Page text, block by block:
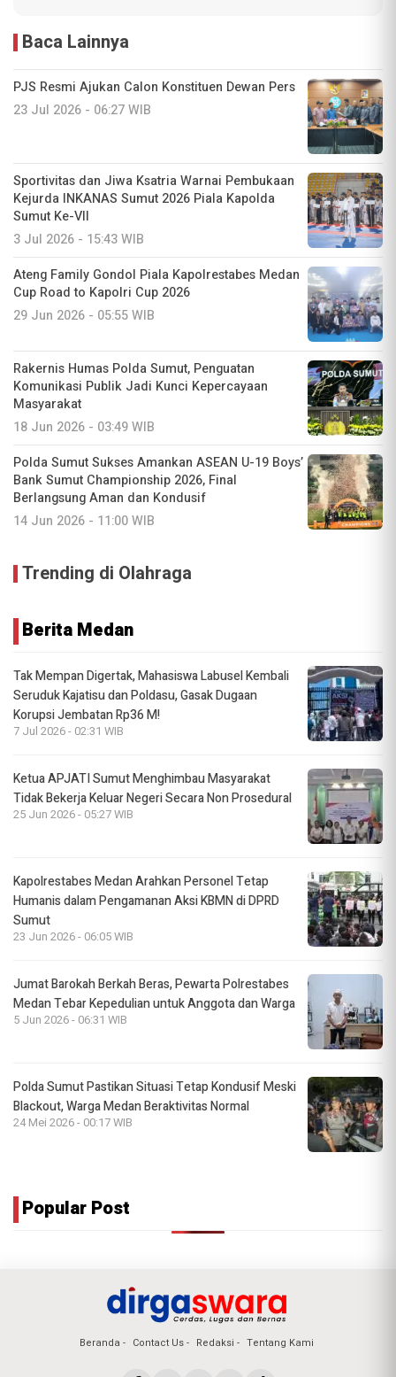
Baca Lainnya
PJS Resmi Ajukan Calon Konstituen Dewan Pers
23 Jul 2026 - 06:27 WIB
Sportivitas dan Jiwa Ksatria Warnai Pembukaan
Kejurda INKANAS Sumut 2026 Piala Kapolda
Sumut Ke-VII
3 Jul 2026 - 15:43 WIB
Ateng Family Gondol Piala Kapolrestabes Medan
Cup Road to Kapolri Cup 2026
29 Jun 2026 - 05:55 WIB
Rakernis Humas Polda Sumut, Penguatan
Komunikasi Publik Jadi Kunci Kepercayaan
Masyarakat
18 Jun 2026 - 03:49 WIB
Polda Sumut Sukses Amankan ASEAN U-19 Boys’
Bank Sumut Championship 2026, Final
Berlangsung Aman dan Kondusif
14 Jun 2026 - 11:00 WIB
Trending di Olahraga
Berita Medan
Tak Mempan Digertak, Mahasiswa Labusel Kembali
Seruduk Kajatisu dan Poldasu, Gasak Dugaan
Korupsi Jembatan Rp36 M!
7 Jul 2026 - 02:31 WIB
Ketua APJATI Sumut Menghimbau Masyarakat
Tidak Bekerja Keluar Negeri Secara Non Prosedural
25 Jun 2026 - 05:27 WIB
Kapolrestabes Medan Arahkan Personel Tetap
Humanis dalam Pengamanan Aksi KBMN di DPRD
Sumut
23 Jun 2026 - 06:05 WIB
Jumat Barokah Berkah Beras, Pewarta Polrestabes
Medan Tebar Kepedulian untuk Anggota dan Warga
5 Jun 2026 - 06:31 WIB
Polda Sumut Pastikan Situasi Tetap Kondusif Meski
Blackout, Warga Medan Beraktivitas Normal
24 Mei 2026 - 00:17 WIB
Popular Post
Beranda Contact Us Redaksi Tentang Kami